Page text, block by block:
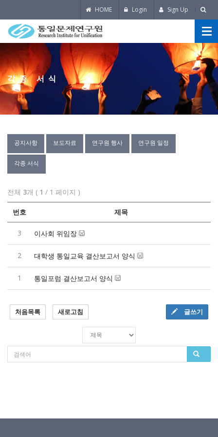
HOME Login Sign Up
각종 서식
공지사항 보도자료 연구원 행사 연구원 일정
각종 서식
전체 3개 ( 1 / 1 페이지 )
번호 제목
3 이사회 위임장
2 대학생 통일교육 결산보고서 양식
1 통일포럼 결산보고서 양식
처음목록 새로고침 글쓰기